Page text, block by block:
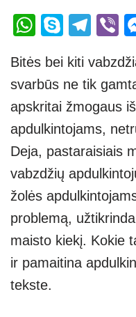
W
at
s
A
p
p
S
p
e
T
e
gr
a
m
Bitės bei kiti
svarbūs ne tik
apskritai žmogaus
apdulkintojams,
Deja, pastaraisiais
vabzdžių
žolės
problemą,
maisto kiekį. Kokie
ir pamaitina
tekste.